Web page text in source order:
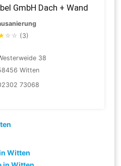
GmbH Dach + Wand
☆ ☆ (3)
38
Witten
73068
Witten